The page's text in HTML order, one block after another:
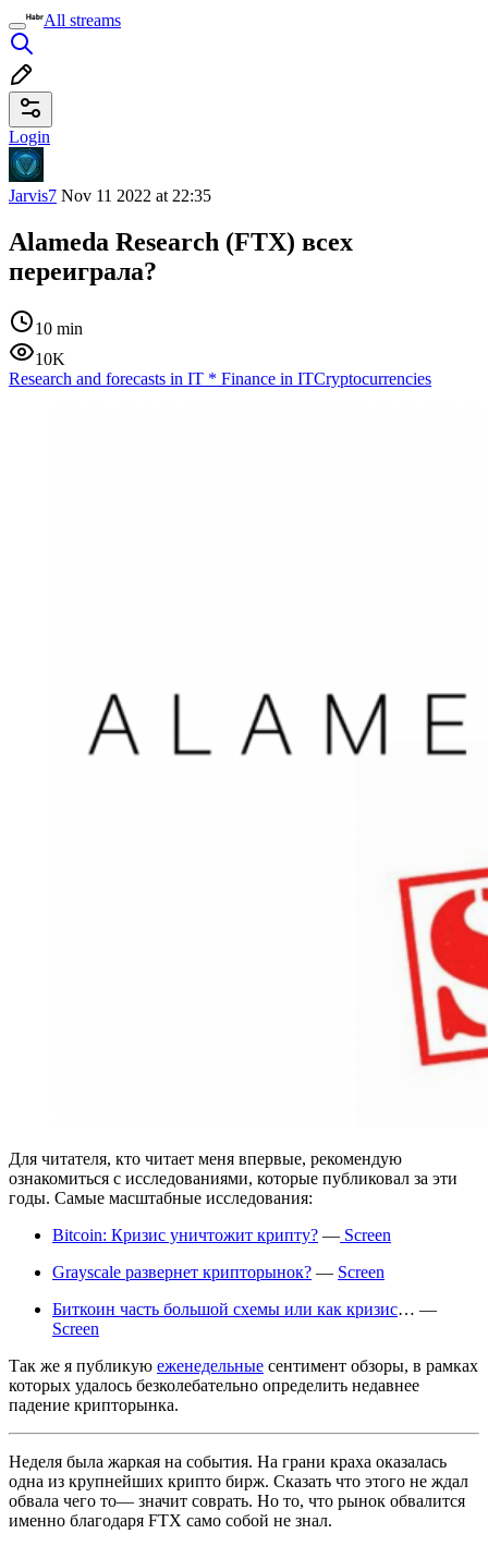
All streams
Login
Jarvis7 Nov 11 2022 at 22:35
Alameda Research (FTX) всех
переиграла?
10 min
10K
Research and forecasts in IT * Finance in ITCryptocurrencies
Для читателя, кто читает меня впервые, рекомендую
ознакомиться с исследованиями, которые публиковал за эти
годы. Самые масштабные исследования:
Bitcoin: Кризис уничтожит крипту? — Screen
Grayscale развернет крипторынок? — Screen
Биткоин часть большой схемы или как кризис… —
Screen
Так же я публикую еженедельные сентимент обзоры, в рамках
которых удалось безколебательно определить недавнее
падение крипторынка.
Неделя была жаркая на события. На грани краха оказалась
одна из крупнейших крипто бирж. Сказать что этого не ждал
обвала чего то— значит соврать. Но то, что рынок обвалится
именно благодаря FTX само собой не знал.